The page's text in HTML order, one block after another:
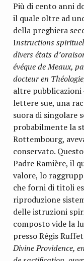
Più di cento anni
­il quale oltre ad
della preghiera
Instructions
divers états
évéque de Meaux,
docteur en Théologie
altre
lettere sue, una
suora di singolare
probabilmente la
Rot­tembourg,
conservato.
Padre Ramière, il
valore, lo
che forni di titoli
riproduzione
delle istruzioni
composto vide la
presso Régis
Divine Providence,